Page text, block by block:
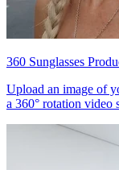
360 Sunglasses
Upload an image of
a 360° rotation video